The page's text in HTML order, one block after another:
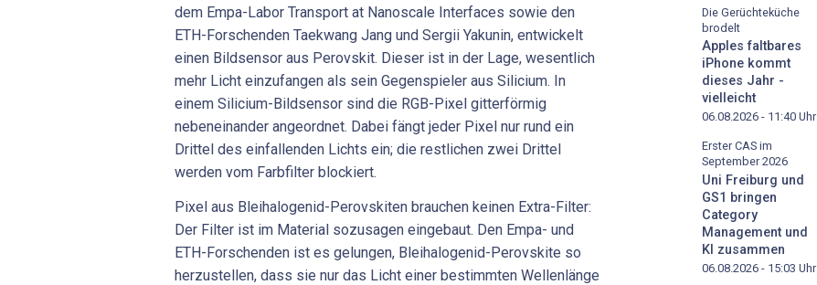
dem Empa-Labor Transport at Nanoscale Interfaces sowie den
ETH-Forschenden Taekwang Jang und Sergii Yakunin, entwickelt
einen Bildsensor aus Perovskit. Dieser ist in der Lage, wesentlich
mehr Licht einzufangen als sein Gegenspieler aus Silicium. In
einem Silicium-Bildsensor sind die RGB-Pixel gitterförmig
nebeneinander angeordnet. Dabei fängt jeder Pixel nur rund ein
Drittel des einfallenden Lichts ein; die restlichen zwei Drittel
werden vom Farbfilter blockiert.
Pixel aus Bleihalogenid-Perovskiten brauchen keinen Extra-Filter:
Der Filter ist im Material sozusagen eingebaut. Den Empa- und
ETH-Forschenden ist es gelungen, Bleihalogenid-Perovskite so
herzustellen, dass sie nur das Licht einer bestimmten Wellenlänge
Die Gerüchteküche
brodelt
Apples faltbares
iPhone kommt
dieses Jahr -
vielleicht
06.08.2026 - 11:40 Uhr
Erster CAS im
September 2026
Uni Freiburg und
GS1 bringen
Category
Management und
KI zusammen
06.08.2026 - 15:03 Uhr